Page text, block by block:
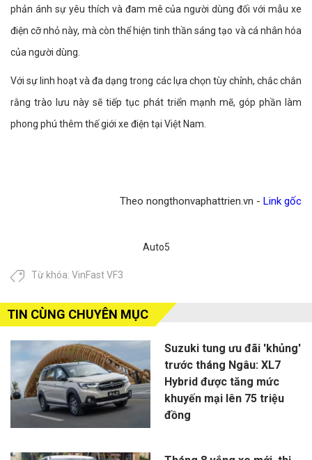
phản ánh sự yêu thích và đam mê của người dùng đối với mẫu xe
điện cỡ nhỏ này, mà còn thể hiện tinh thần sáng tạo và cá nhân hóa
của người dùng.
Với sự linh hoạt và đa dạng trong các lựa chọn tùy chỉnh, chắc chắn
rằng trào lưu này sẽ tiếp tục phát triển mạnh mẽ, góp phần làm
phong phú thêm thế giới xe điện tại Việt Nam.
Theo nongthonvaphattrien.vn - Link gốc
Auto5
Từ khóa: VinFast VF3
TIN CÙNG CHUYÊN MỤC
Suzuki tung ưu đãi 'khủng'
trước tháng Ngâu: XL7
Hybrid được tăng mức
khuyến mại lên 75 triệu
đồng